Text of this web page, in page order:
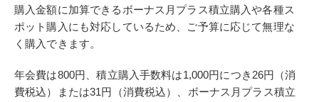
購入金額に加算できるボーナス月プラス積立購入や各種ス
ポット購入にも対応しているため、ご予算に応じて無理な
く購入できます。
年会費は800円、積立購入手数料は1,000円につき26円（消
費税込）または31円（消費税込）、ボーナス月プラス積立